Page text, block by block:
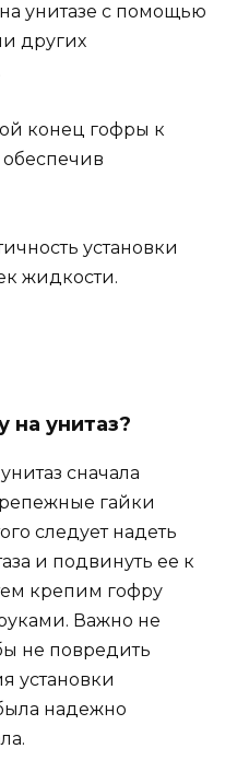
унитазе с помощью
других
конец гофры к
установки
жидкости.
на унитаз?
сначала
гайки
следует надеть
и подвинуть ее к
крепим гофру
Важно не
не повредить
установки
надежно